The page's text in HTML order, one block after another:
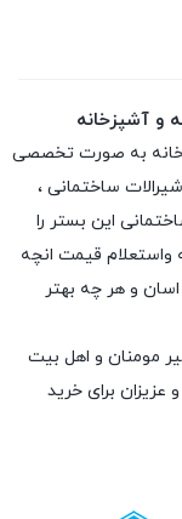
و آشپزخانه
به صورت تخصصی
ساختمانی ،
این بستر را
واستعلام قیمت انچه
اسان و هر چه بهتر
مومنان و اهل بیت
برای خرید